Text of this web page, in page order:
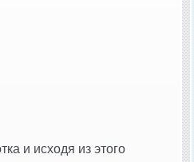
и исходя из этого